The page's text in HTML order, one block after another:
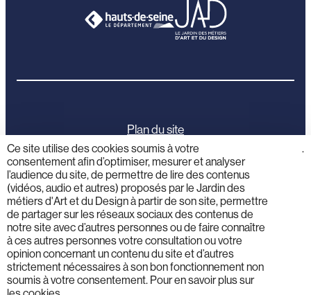
Plan du site
Mentions légales
Politique de confidentialité
Activités éducatives
Professionnels
Ce site utilise des cookies soumis à votre
consentement afin d’optimiser, mesurer et analyser
l’audience du site, de permettre de lire des contenus
(vidéos, audio et autres) proposés par le Jardin des
métiers d'Art et du Design à partir de son site, permettre
de partager sur les réseaux sociaux des contenus de
notre site avec d’autres personnes ou de faire connaître
à ces autres personnes votre consultation ou votre
opinion concernant un contenu du site et d’autres
strictement nécessaires à son bon fonctionnement non
soumis à votre consentement. Pour en savoir plus sur
.